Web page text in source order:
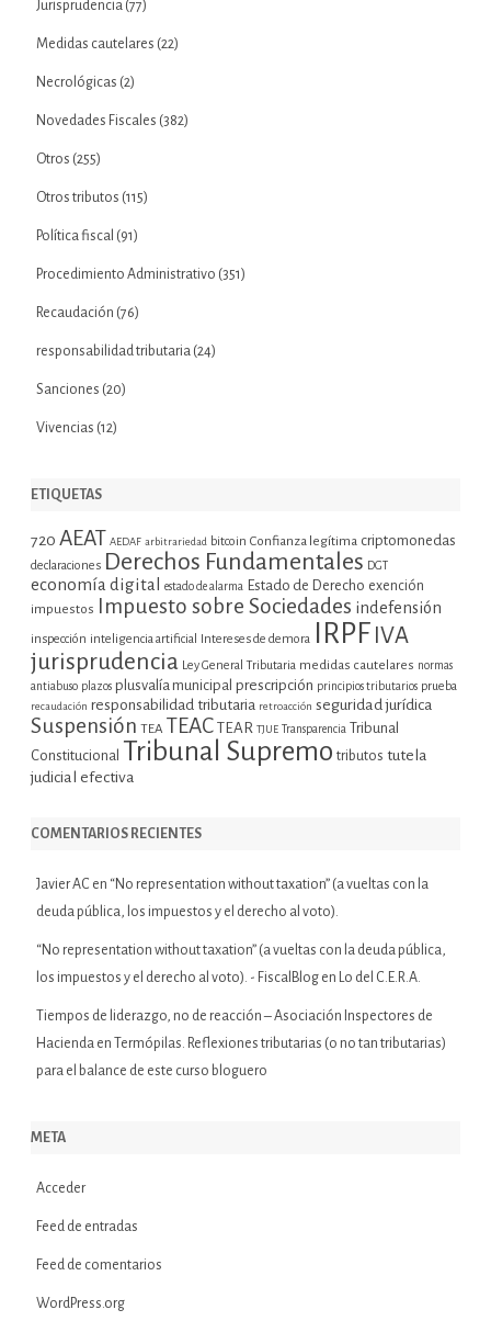
Jurisprudencia (77)
Medidas cautelares (22)
Necrológicas (2)
Novedades Fiscales (382)
Otros (255)
Otros tributos (115)
Política fiscal (91)
Procedimiento Administrativo (351)
Recaudación (76)
responsabilidad tributaria (24)
Sanciones (20)
Vivencias (12)
ETIQUETAS
720 AEAT AEDAF arbitrariedad bitcoin Confianza legítima criptomonedas
declaraciones Derechos Fundamentales DGT
economía digital estado de alarma Estado de Derecho exención
impuestos Impuesto sobre Sociedades indefensión
inspección inteligencia artificial Intereses de demora IRPF IVA
jurisprudencia Ley General Tributaria medidas cautelares normas
antiabuso plazos plusvalía municipal prescripción principios tributarios prueba
recaudación responsabilidad tributaria retroacción seguridad jurídica
Suspensión TEA TEAC TEAR TJUE Transparencia Tribunal
Constitucional Tribunal Supremo tributos tutela
judicial efectiva
COMENTARIOS RECIENTES
Javier AC en “No representation without taxation” (a vueltas con la
deuda pública, los impuestos y el derecho al voto).
“No representation without taxation” (a vueltas con la deuda pública,
los impuestos y el derecho al voto). - FiscalBlog en Lo del C.E.R.A.
Tiempos de liderazgo, no de reacción – Asociación Inspectores de
Hacienda en
Termópilas. Reflexiones tributarias (o no tan tributarias)
para el balance de este curso bloguero
META
Acceder
Feed de entradas
Feed de comentarios
WordPress.org